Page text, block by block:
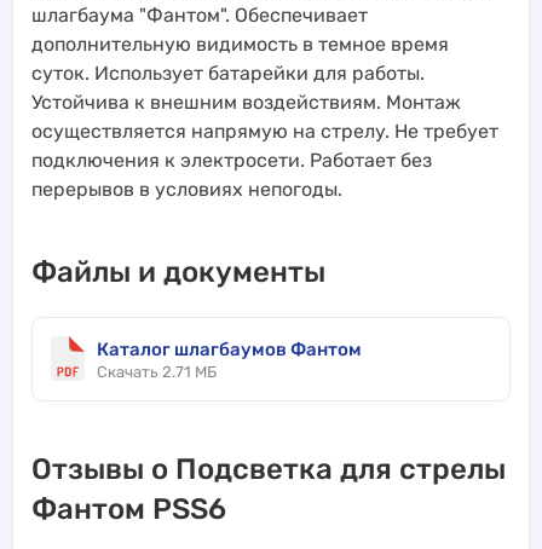
шлагбаума "Фантом". Обеспечивает
дополнительную видимость в темное время
суток. Использует батарейки для работы.
Устойчива к внешним воздействиям. Монтаж
осуществляется напрямую на стрелу. Не требует
подключения к электросети. Работает без
перерывов в условиях непогоды.
Файлы и документы
Каталог шлагбаумов Фантом
Скачать 2.71 МБ
Отзывы о Подсветка для стрелы
Фантом PSS6